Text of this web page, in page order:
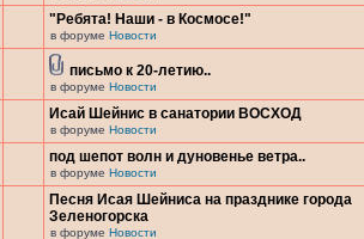
"Ребята! Наши - в Космосе!"
в форуме Новости
письмо к 20-летию..
в форуме Новости
Исай Шейнис в санатории ВОСХОД
в форуме Новости
под шепот волн и дуновенье ветра..
в форуме Новости
Песня Исая Шейниса на празднике города
Зеленогорска
в форуме Новости